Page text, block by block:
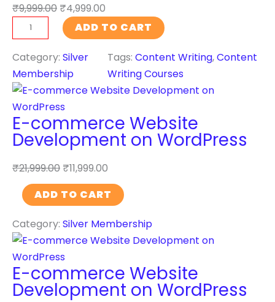
l
e
n
c
e
T
r
a
n
g
C
o
u
s
e
b
s
t
e
D
l
o
p
m
e
₹9,999.00 ₹4,999.00
o
n
t
e
n
t
W
i
n
g
C
o
u
ADD TO CART
Category: Silver
Membership
Tags:Content Writing, Content
Writing Courses
E-commerce Website
Development on WordPress
₹21,999.00 ₹11,999.00
c
o
m
m
e
ADD TO CART
Category: Silver Membership
E-commerce Website
Development on WordPress